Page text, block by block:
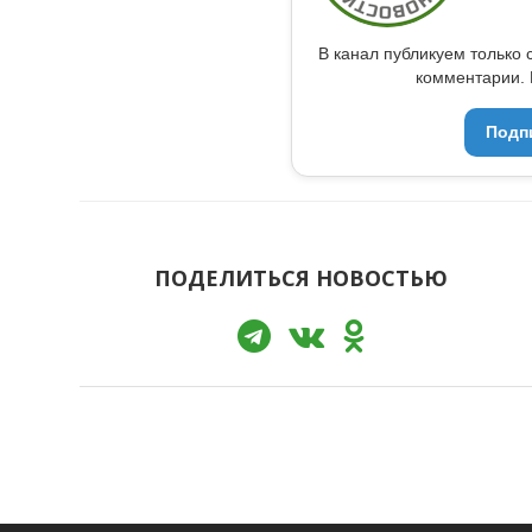
В канал публикуем
комментарии.
ПОДЕЛИТЬСЯ НОВОСТЬЮ